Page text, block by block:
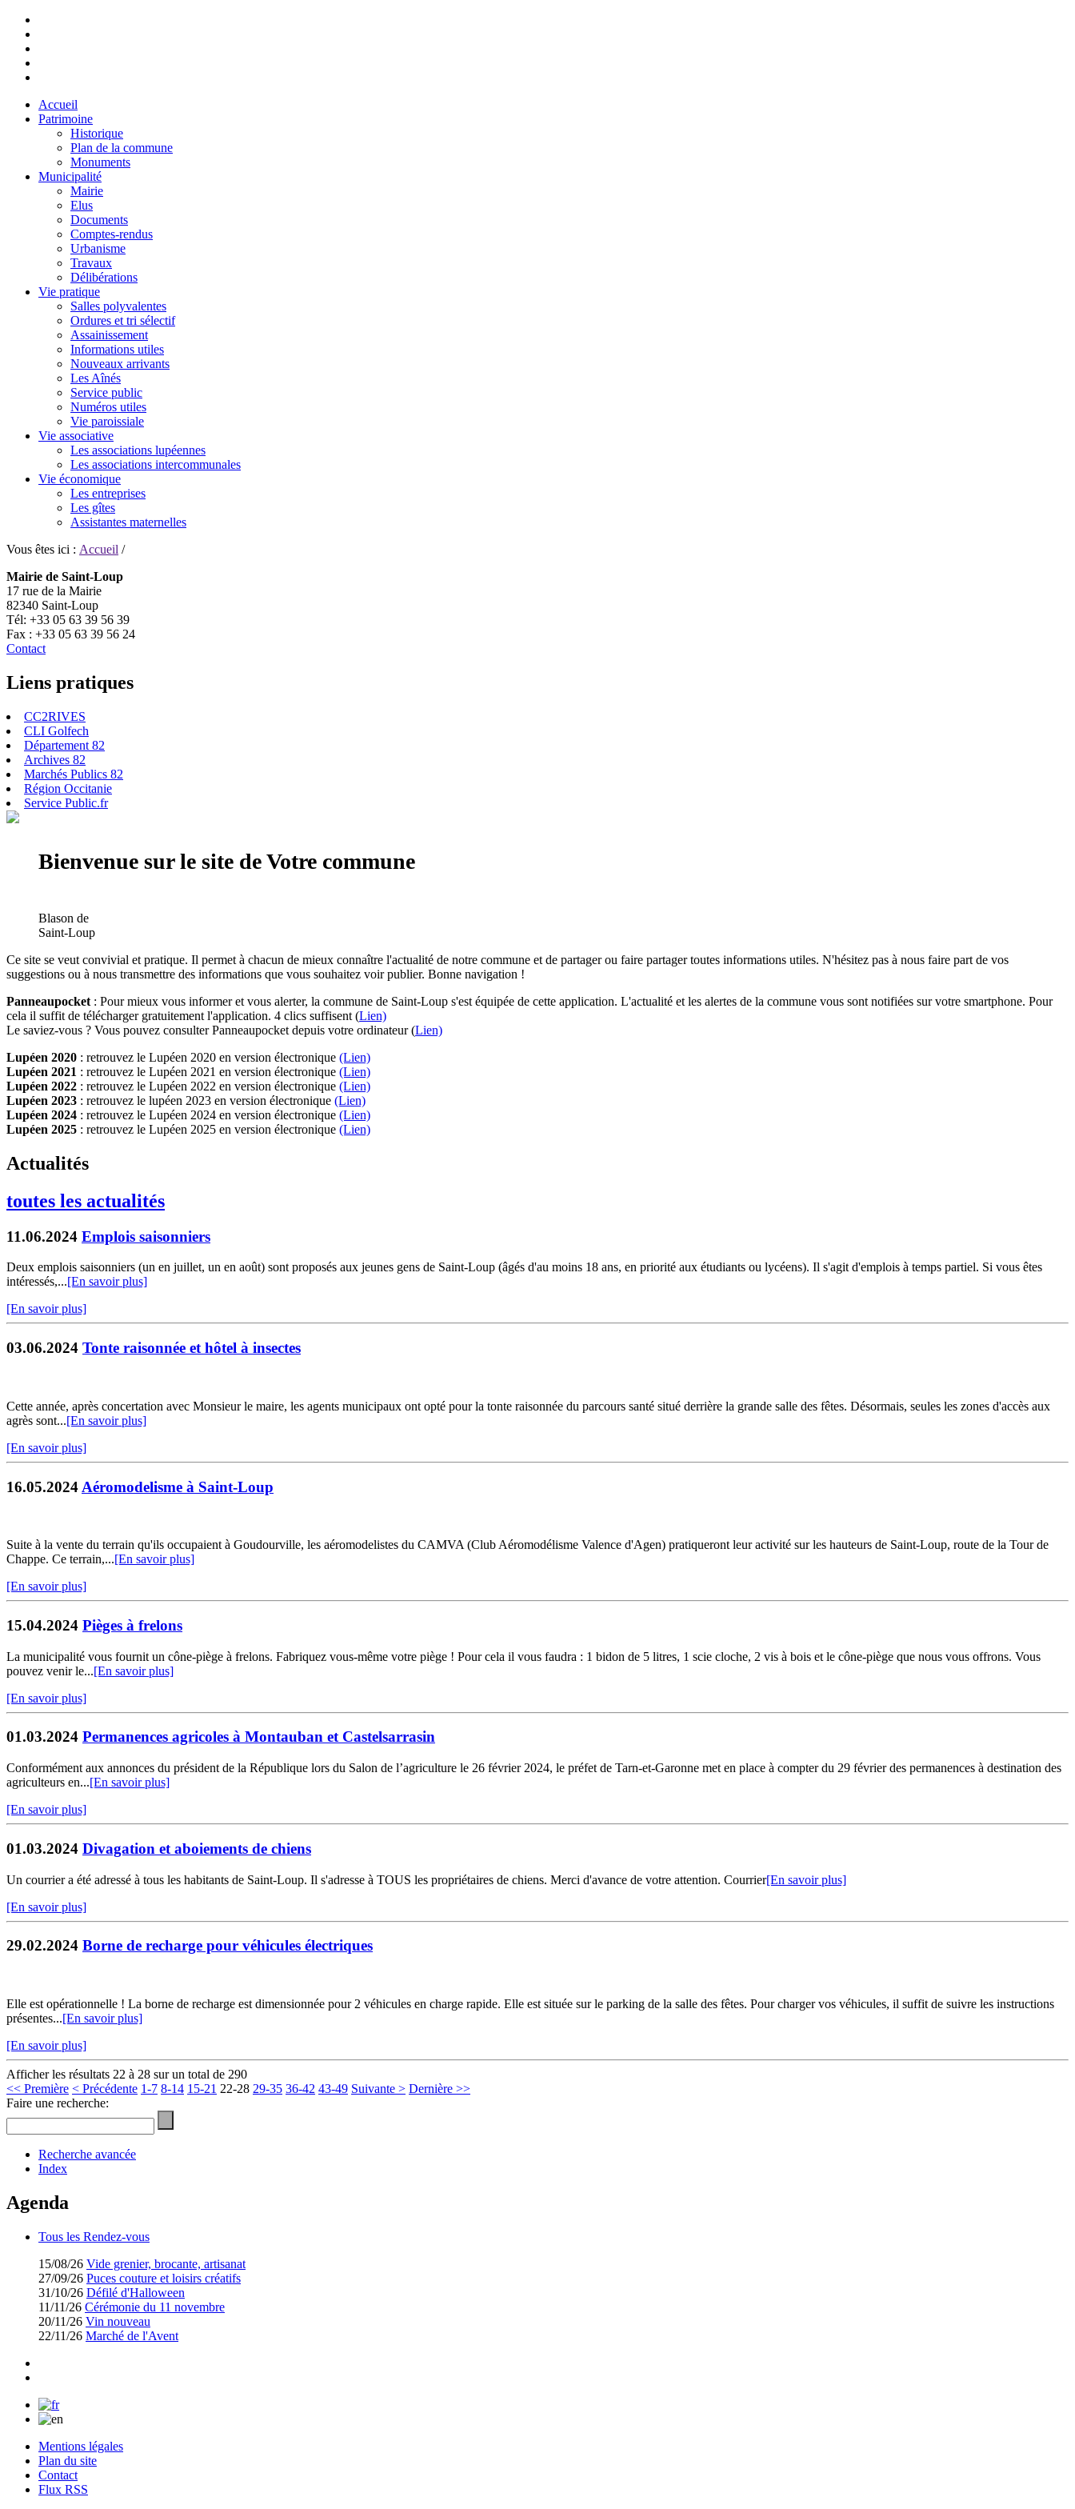
Accueil
Patrimoine
Historique
Plan de la commune
Monuments
Municipalité
Mairie
Elus
Documents
Comptes-rendus
Urbanisme
Travaux
Délibérations
Vie pratique
Salles polyvalentes
Ordures et tri sélectif
Assainissement
Informations utiles
Nouveaux arrivants
Les Aînés
Service public
Numéros utiles
Vie paroissiale
Vie associative
Les associations lupéennes
Les associations intercommunales
Vie économique
Les entreprises
Les gîtes
Assistantes maternelles
Vous êtes ici : Accueil /
Mairie de Saint-Loup
17 rue de la Mairie
82340 Saint-Loup
Tél: +33 05 63 39 56 39
Fax : +33 05 63 39 56 24
Contact
Liens pratiques
CC2RIVES
CLI Golfech
Département 82
Archives 82
Marchés Publics 82
Région Occitanie
Service Public.fr
Bienvenue sur le site de Votre commune
Blason de
Saint-Loup
Ce site se veut convivial et pratique. Il permet à chacun de mieux connaître l'actualité de notre commune et de partager ou faire partager toutes informations utiles. N'hésitez pas à nous faire part de vos
suggestions ou à nous transmettre des informations que vous souhaitez voir publier. Bonne navigation !
Panneaupocket : Pour mieux vous informer et vous alerter, la commune de Saint-Loup s'est équipée de cette application. L'actualité et les alertes de la commune vous sont notifiées sur votre smartphone. Pour
cela il suffit de télécharger gratuitement l'application. 4 clics suffisent (Lien)
Le saviez-vous ? Vous pouvez consulter Panneaupocket depuis votre ordinateur (Lien)
Lupéen 2020 : retrouvez le Lupéen 2020 en version électronique (Lien)
Lupéen 2021 : retrouvez le Lupéen 2021 en version électronique (Lien)
Lupéen 2022 : retrouvez le Lupéen 2022 en version électronique (Lien)
Lupéen 2023 : retrouvez le lupéen 2023 en version électronique (Lien)
Lupéen 2024 : retrouvez le Lupéen 2024 en version électronique (Lien)
Lupéen 2025 : retrouvez le Lupéen 2025 en version électronique (Lien)
Actualités
toutes les actualités
11.06.2024 Emplois saisonniers
Deux emplois saisonniers (un en juillet, un en août) sont proposés aux jeunes gens de Saint-Loup (âgés d'au moins 18 ans, en priorité aux étudiants ou lycéens). Il s'agit d'emplois à temps partiel. Si vous êtes
intéressés,...[En savoir plus]
[En savoir plus]
03.06.2024 Tonte raisonnée et hôtel à insectes
Cette année, après concertation avec Monsieur le maire, les agents municipaux ont opté pour la tonte raisonnée du parcours santé situé derrière la grande salle des fêtes. Désormais, seules les zones d'accès aux
agrès sont...[En savoir plus]
[En savoir plus]
16.05.2024 Aéromodelisme à Saint-Loup
Suite à la vente du terrain qu'ils occupaient à Goudourville, les aéromodelistes du CAMVA (Club Aéromodélisme Valence d'Agen) pratiqueront leur activité sur les hauteurs de Saint-Loup, route de la Tour de
Chappe. Ce terrain,...[En savoir plus]
[En savoir plus]
15.04.2024 Pièges à frelons
La municipalité vous fournit un cône-piège à frelons. Fabriquez vous-même votre piège ! Pour cela il vous faudra : 1 bidon de 5 litres, 1 scie cloche, 2 vis à bois et le cône-piège que nous vous offrons. Vous
pouvez venir le...[En savoir plus]
[En savoir plus]
01.03.2024 Permanences agricoles à Montauban et Castelsarrasin
Conformément aux annonces du président de la République lors du Salon de l’agriculture le 26 février 2024, le préfet de Tarn-et-Garonne met en place à compter du 29 février des permanences à destination des
agriculteurs en...[En savoir plus]
[En savoir plus]
01.03.2024 Divagation et aboiements de chiens
Un courrier a été adressé à tous les habitants de Saint-Loup. Il s'adresse à TOUS les propriétaires de chiens. Merci d'avance de votre attention. Courrier[En savoir plus]
[En savoir plus]
29.02.2024 Borne de recharge pour véhicules électriques
Elle est opérationnelle ! La borne de recharge est dimensionnée pour 2 véhicules en charge rapide. Elle est située sur le parking de la salle des fêtes. Pour charger vos véhicules, il suffit de suivre les instructions
présentes...[En savoir plus]
[En savoir plus]
Afficher les résultats 22 à 28 sur un total de 290
<< Première < Précédente 1-7 8-14 15-21 22-28 29-35 36-42 43-49 Suivante > Dernière >>
Faire une recherche:
Recherche avancée
Index
Agenda
Tous les Rendez-vous
15/08/26 Vide grenier, brocante, artisanat
27/09/26 Puces couture et loisirs créatifs
31/10/26 Défilé d'Halloween
11/11/26 Cérémonie du 11 novembre
20/11/26 Vin nouveau
22/11/26 Marché de l'Avent
Mentions légales
Plan du site
Contact
Flux RSS